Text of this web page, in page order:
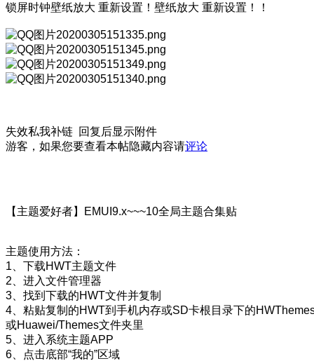
锁屏时钟壁纸放大 重新设置！壁纸放大 重新设置！！
失效私我补链 回复后显示附件
游客，如果您要查看本帖隐藏内容请评论
【主题爱好者】EMUI9.x~~~10全局主题合集贴
主题使用方法：
1、下载HWT主题文件
2、进入文件管理器
3、找到下载的HWT文件并复制
4、粘贴复制的HWT到手机内存或SD卡根目录下的
或Huawei/Themes文件夹里
5、进入系统主题APP
6、点击底部“我的”区域